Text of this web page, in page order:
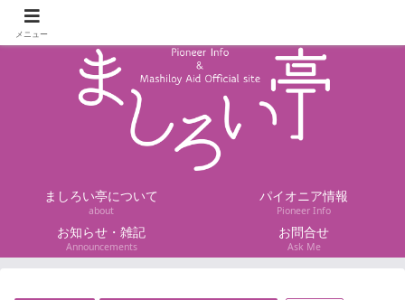
ましろい亭について
about
パイオニア情報
Pioneer Info
お知らせ・雑記
Announcements
お問合せ
Ask Me
メニュー